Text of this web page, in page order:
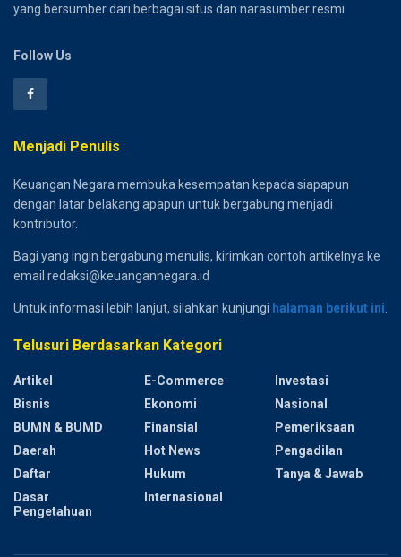
yang bersumber dari berbagai situs dan narasumber resmi
Follow Us
Menjadi Penulis
Keuangan Negara membuka kesempatan kepada siapapun
dengan latar belakang apapun untuk bergabung menjadi
kontributor.
Bagi yang ingin bergabung menulis, kirimkan contoh artikelnya ke
email redaksi@keuangannegara.id
Untuk informasi lebih lanjut, silahkan kunjungi halaman berikut ini
Telusuri Berdasarkan Kategori
Artikel
Bisnis
BUMN & BUMD
Daerah
Daftar
Dasar
Pengetahuan
E-Commerce
Ekonomi
Finansial
Hot News
Hukum
Internasional
Investasi
Nasional
Pemeriksaan
Pengadilan
Tanya & Jawab